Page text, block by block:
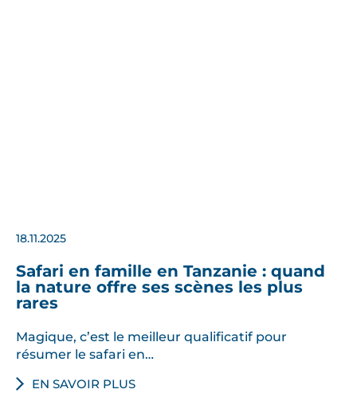
18.11.2025
Safari en famille en Tanzanie : quand
la nature offre ses scènes les plus
rares
Magique, c’est le meilleur qualificatif pour
résumer le safari en…
EN SAVOIR PLUS